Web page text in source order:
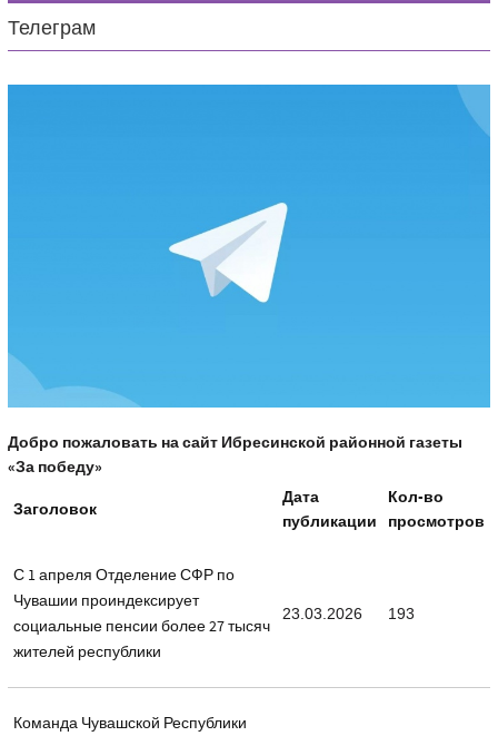
Телеграм
Добро пожаловать на сайт Ибресинской районной газеты
«За победу»
Заголовок
Дата
публикации
Кол-во
просмотров
С 1 апреля Отделение СФР по
Чувашии проиндексирует
социальные пенсии более 27 тысяч
жителей республики
23.03.2026 193
Команда Чувашской Республики